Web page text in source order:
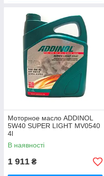
Моторное масло ADDINOL
5W40 SUPER LIGHT MV0540
4l
В наявності
1 911 ₴